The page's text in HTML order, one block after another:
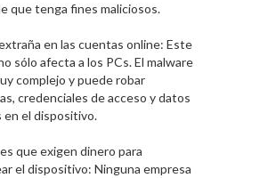
que tenga fines maliciosos.
en las cuentas online: Este
sólo afecta a los PCs. El malware
complejo y puede robar
credenciales de acceso y datos
en el dispositivo.
que exigen dinero para
el dispositivo: Ninguna empresa